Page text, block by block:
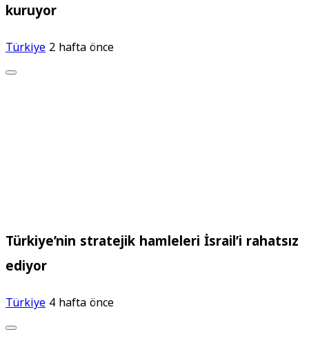
kuruyor
Türkiye2 hafta önce
Türkiye’nin stratejik hamleleri İsrail’i rahatsız
ediyor
Türkiye4 hafta önce